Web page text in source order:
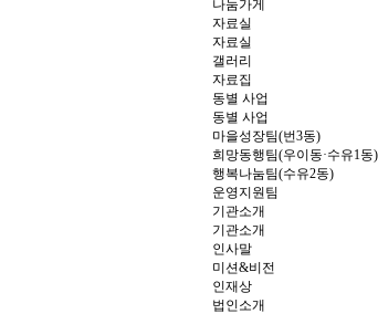
나눔가게
자료실
자료실
갤러리
자료집
동별 사업
동별 사업
마을성장팀(번3동)
희망동행팀(우이동·수유1동)
행복나눔팀(수유2동)
운영지원팀
기관소개
기관소개
인사말
미션&비전
인재상
법인소개